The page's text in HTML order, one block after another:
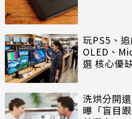
玩PS5、
OLED、
選 核心優
洗烘分開
曝「盲目